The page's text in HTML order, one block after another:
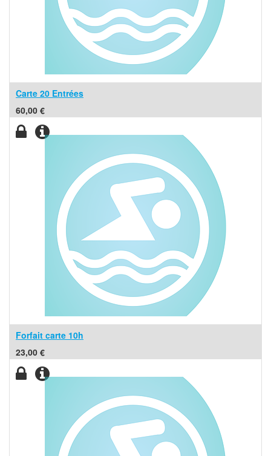
Carte 20 Entrées
60,00 €
Forfait carte 10h
23,00 €